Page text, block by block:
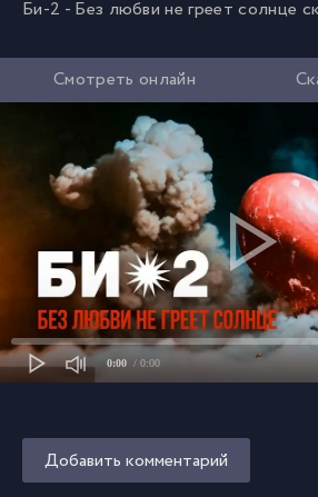
Би-2 - Без любви не греет солнце
Смотреть онлайн
0:00 / 0:00
Добавить комментарий